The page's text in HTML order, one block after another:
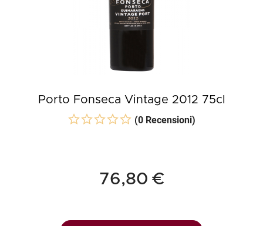
Porto Fonseca Vintage 2012 75cl
(0 Recensioni)
76,80 €